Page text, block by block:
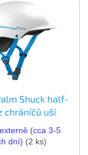
Shuck half-
chráníčů uší
(cca 3-5
dní) (2 ks)